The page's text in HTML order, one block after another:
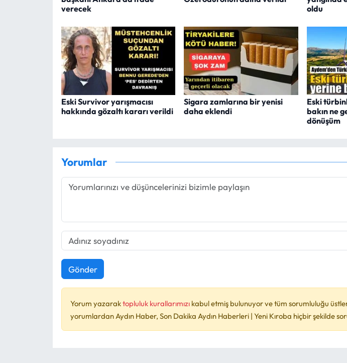
verecek
oldu
Eski Survivor yarışmacısı
hakkında gözaltı kararı verildi
Sigara zamlarına bir yenisi
daha eklendi
Eski
bakın ne
dönüşüm
Yorumlar
Gönder
Yorum yazaraktopluluk kurallarımızı kabul etmiş bulunuyor ve tüm sorumluluğu
yorumlardan Aydın Haber, Son Dakika Aydın Haberleri | Yeni Kıroba hiçbir şekilde